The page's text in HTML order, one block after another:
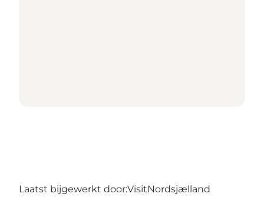
Laatst bijgewerkt door:VisitNordsjælland